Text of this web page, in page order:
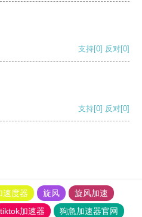
支持[0] 反对[0]
支持[0] 反对[0]
速度器 旋风
旋风加速
tiktok加速器
狗急加速器官网